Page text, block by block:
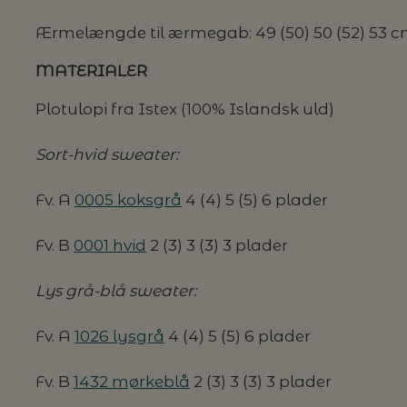
Ærmelængde til ærmegab: 49 (50) 50 (52) 53
MATERIALER
Plotulopi fra Istex (100% Islandsk uld)
Sort-hvid sweater:
Fv. A 0005 koksgrå 4 (4) 5 (5) 6 plader
Fv. B 0001 hvid 2 (3) 3 (3) 3 plader
Lys grå-blå sweater:
Fv. A 1026 lysgrå 4 (4) 5 (5) 6 plader
Fv. B 1432 mørkeblå 2 (3) 3 (3) 3 plader